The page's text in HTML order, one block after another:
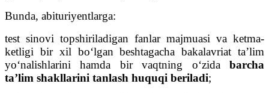
Bunda, abituriyentlarga:
test sinovi topshiriladigan fanlar majmuasi va ketma-
ketligi bir xil bo‘lgan beshtagacha bakalavriat ta’lim
yo‘nalishlarini hamda bir vaqtning o‘zida barcha
ta’lim shakllarini tanlash huquqi beriladi;